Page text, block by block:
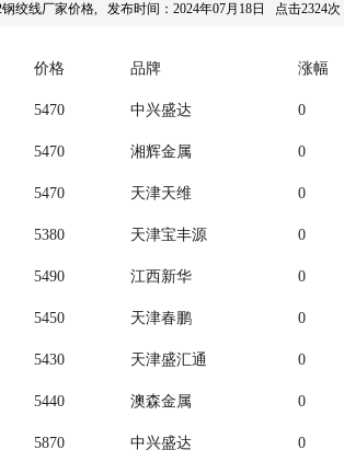
绞线厂家价格, 发布时间：2024年07月18日 点击2324次
价格 品牌 涨幅
5470 中兴盛达 0
5470 湘辉金属 0
5470 天津天维 0
5380 天津宝丰源 0
5490 江西新华 0
5450 天津春鹏 0
5430 天津盛汇通 0
5440 澳森金属 0
5870 中兴盛达 0